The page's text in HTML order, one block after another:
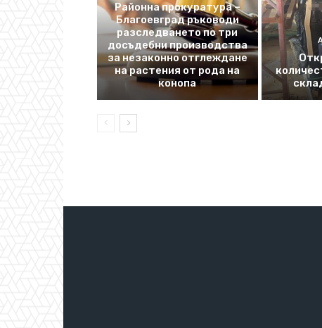
Районна прокуратура –
Благоевград ръководи
разследването по три
досъдебни производства
за незаконно отглеждане
на растения от рода на
конопа